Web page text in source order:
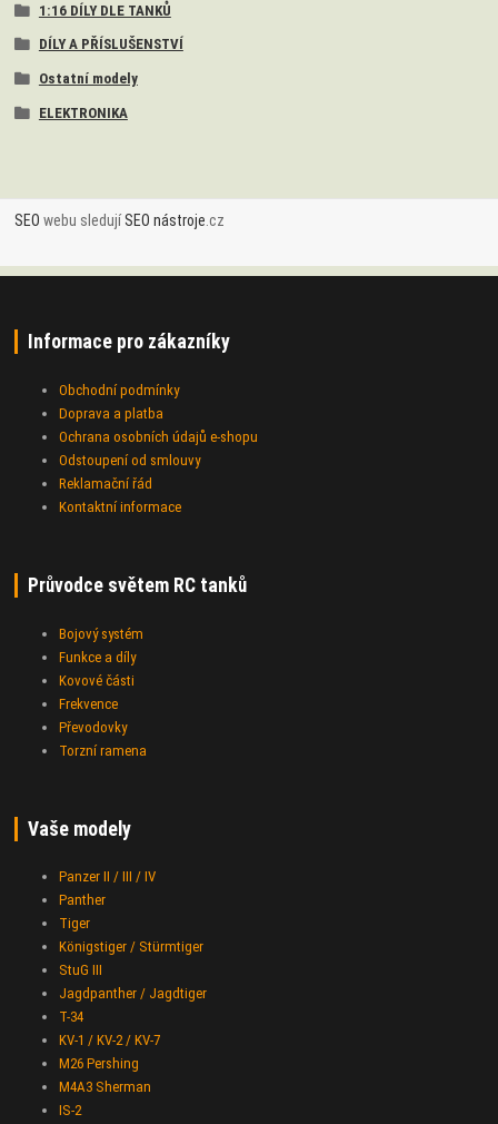
1:16 DÍLY DLE TANKŮ
DÍLY A PŘÍSLUŠENSTVÍ
Ostatní modely
ELEKTRONIKA
SEO webu sledujíSEO nástroje .cz
Informace pro zákazníky
Obchodní podmínky
Doprava a platba
Ochrana osobních údajů e-shopu
Odstoupení od smlouvy
Reklamační řád
Kontaktní informace
Průvodce světem RC tanků
Bojový systém
Funkce a díly
Kovové části
Frekvence
Převodovky
Torzní ramena
Vaše modely
Panzer II / III / IV
Panther
Tiger
Königstiger / Stürmtiger
StuG III
Jagdpanther / Jagdtiger
T-34
KV-1 / KV-2 / KV-7
M26 Pershing
M4A3 Sherman
IS-2